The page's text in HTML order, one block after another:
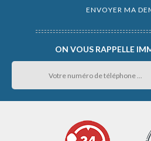
ON VOUS RAPPELLE